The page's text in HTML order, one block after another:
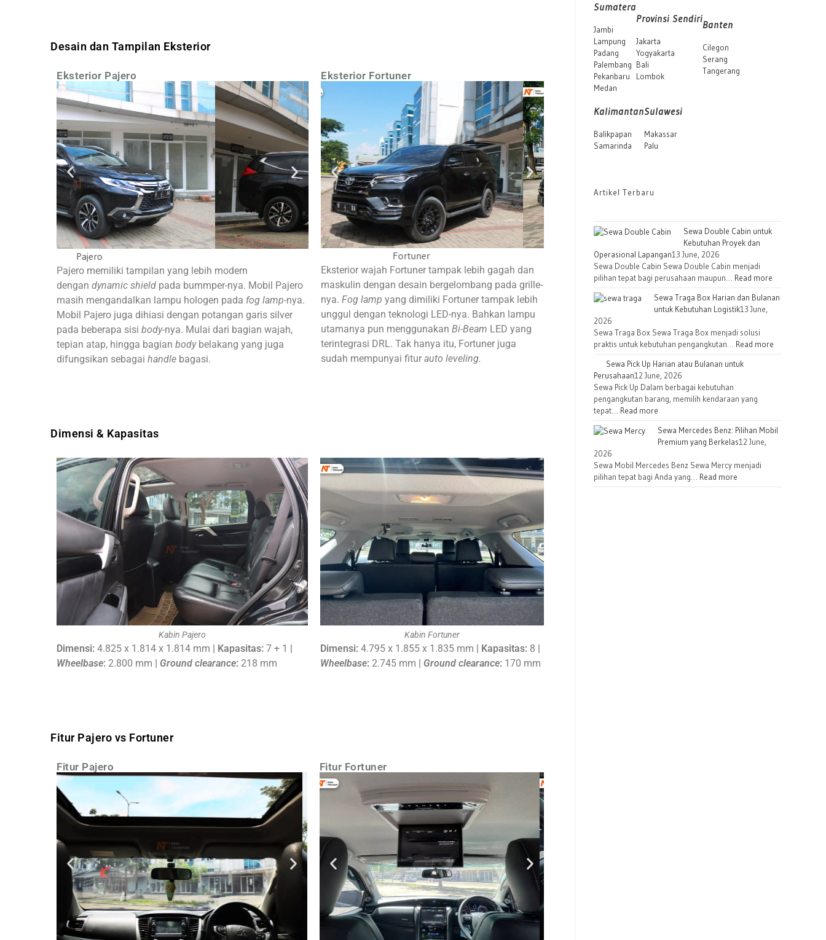
Desain dan Tampilan Eksterior
Eksterior Pajero
Pajero Pajero
Pajero memiliki tampilan yang lebih modern
dengan dynamic shield pada bummper-nya. Mobil Pajero
masih mengandalkan lampu hologen pada fog lamp-nya.
Mobil Pajero juga dihiasi dengan potangan garis silver
pada beberapa sisi body-nya. Mulai dari bagian wajah,
tepian atap, hingga bagian body belakang yang juga
difungsikan sebagai handle bagasi.
Eksterior Fortuner
Fortuner Fortuner
Eksterior wajah Fortuner tampak lebih gagah dan
maskulin dengan desain bergelombang pada grille-
nya.Fog lampyang dimiliki Fortuner tampak lebih
unggul dengan teknologi LED-nya. Bahkan lampu
utamanya pun menggunakanBi-Beam LED yang
terintegrasi DRL. Tak hanya itu, Fortuner juga
sudah mempunyai fiturauto leveling.
Dimensi & Kapasitas
Kabin Pajero
Dimensi: 4.825 x 1.814 x 1.814 mm | Kapasitas: 7 + 1 |
Wheelbase: 2.800 mm | Ground clearance: 218 mm
Kabin Fortuner
Dimensi:4.795 x 1.855 x 1.835 mm Kapasitas: 8
Wheelbase:2.745 mm Ground clearance: 170 mm
Fitur Pajero vs Fortuner
Fitur Pajero Fitur Fortuner
Sumatera
Jambi
Lampung
Padang
Palembang
Pekanbaru
Medan
Provinsi Sendiri
Jakarta
Yogyakarta
Bali
Lombok
Banten
Cilegon
Serang
Tangerang
Kalimantan
Balikpapan
Samarinda
Sulawesi
Makassar
Palu
Artikel Terbaru
Sewa Double Cabin untuk
Kebutuhan Proyek dan
Operasional Lapangan13 June, 2026
Sewa Double Cabin Sewa Double Cabin menjadi
pilihan tepat bagi perusahaan maupun… Read more
Sewa Traga Box Harian dan Bulanan
untuk Kebutuhan Logistik13 June,
2026
Sewa Traga Box Sewa Traga Box menjadi solusi
praktis untuk kebutuhan pengangkutan… Read more
Sewa Pick Up Harian atau Bulanan untuk
Perusahaan12 June, 2026
Sewa Pick Up Dalam berbagai kebutuhan
pengangkutan barang, memilih kendaraan yang
tepat… Read more
Sewa Mercedes Benz: Pilihan Mobil
Premium yang Berkelas12 June,
2026
Sewa Mobil Mercedes Benz Sewa Mercy menjadi
pilihan tepat bagi Anda yang… Read more